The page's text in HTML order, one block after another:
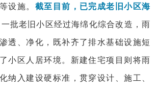
设施。 截至目前，已完成老旧小区海
一批老旧小区经过海绵化综合改造，雨
透、净化，既补齐了排水基础设施短
小区人居环境。新建住宅项目则将雨
纳入建设硬标准，贯穿设计、施工、